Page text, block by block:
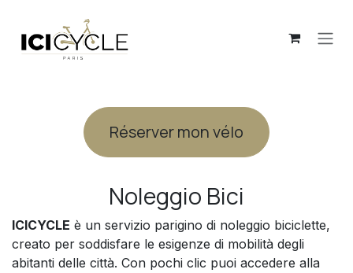
Réserver mon vélo
Noleggio Bici
ICIC​YC​LE è un servizio parigino di noleggio biciclette,
creato per soddisfare le esigenze di mobilità degli
abitanti delle città. Con pochi clic puoi accedere alla